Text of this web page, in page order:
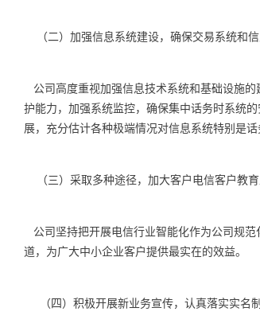
（二）加强信息系统建设，确保交易系统和
公司高度重视加强信息技术系统和基础设施
护能力，加强系统监控，确保集中话务时系统
展，充分估计各种极端情况对信息系统特别是
（三）采取多种途径，加大客户电信客户教
公司坚持把开展电信行业智能化作为公司规
道，为广大中小企业客户提供最实在的效益。
（四）积极开展新业务宣传，认真落实实名